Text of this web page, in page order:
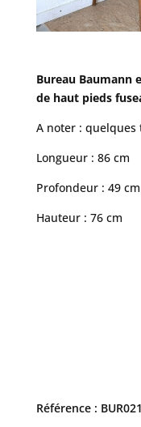
Bureau Baumann
de haut pieds
A noter : quelques
Longueur : 86 cm
Profondeur : 49 cm
Hauteur : 76 cm
Référence :